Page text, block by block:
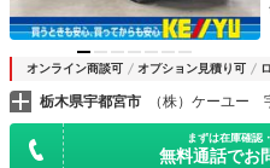
オンライン商談可 オプション見積り可
栃木県宇都宮市 （株）ケーユー
まずは在庫確認
無料通話でお